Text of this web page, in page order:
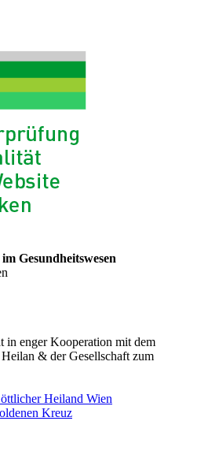
Gesundheitswesen
in enger Kooperation mit dem
& der Gesellschaft zum